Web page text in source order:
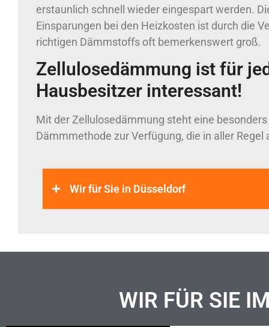
erstaunlich schnell wieder eingespart werden.
Einsparungen bei den Heizkosten ist durch die
richtigen Dämmstoffs oft bemerkenswert groß.
Zellulosedämmung ist für
Hausbesitzer interessant!
Mit der Zellulosedämmung steht eine
Dämmmethode zur Verfügung, die in aller Regel
Wir für Sie in Düsseldorf
WIR FÜR SIE